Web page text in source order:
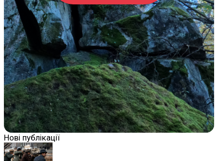
Нові публікації